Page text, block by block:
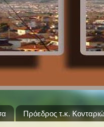
Πρόεδρος τ.κ.